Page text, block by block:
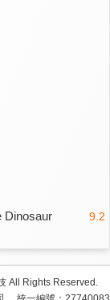
9.2
Dinosaur
All Rights Reserved.